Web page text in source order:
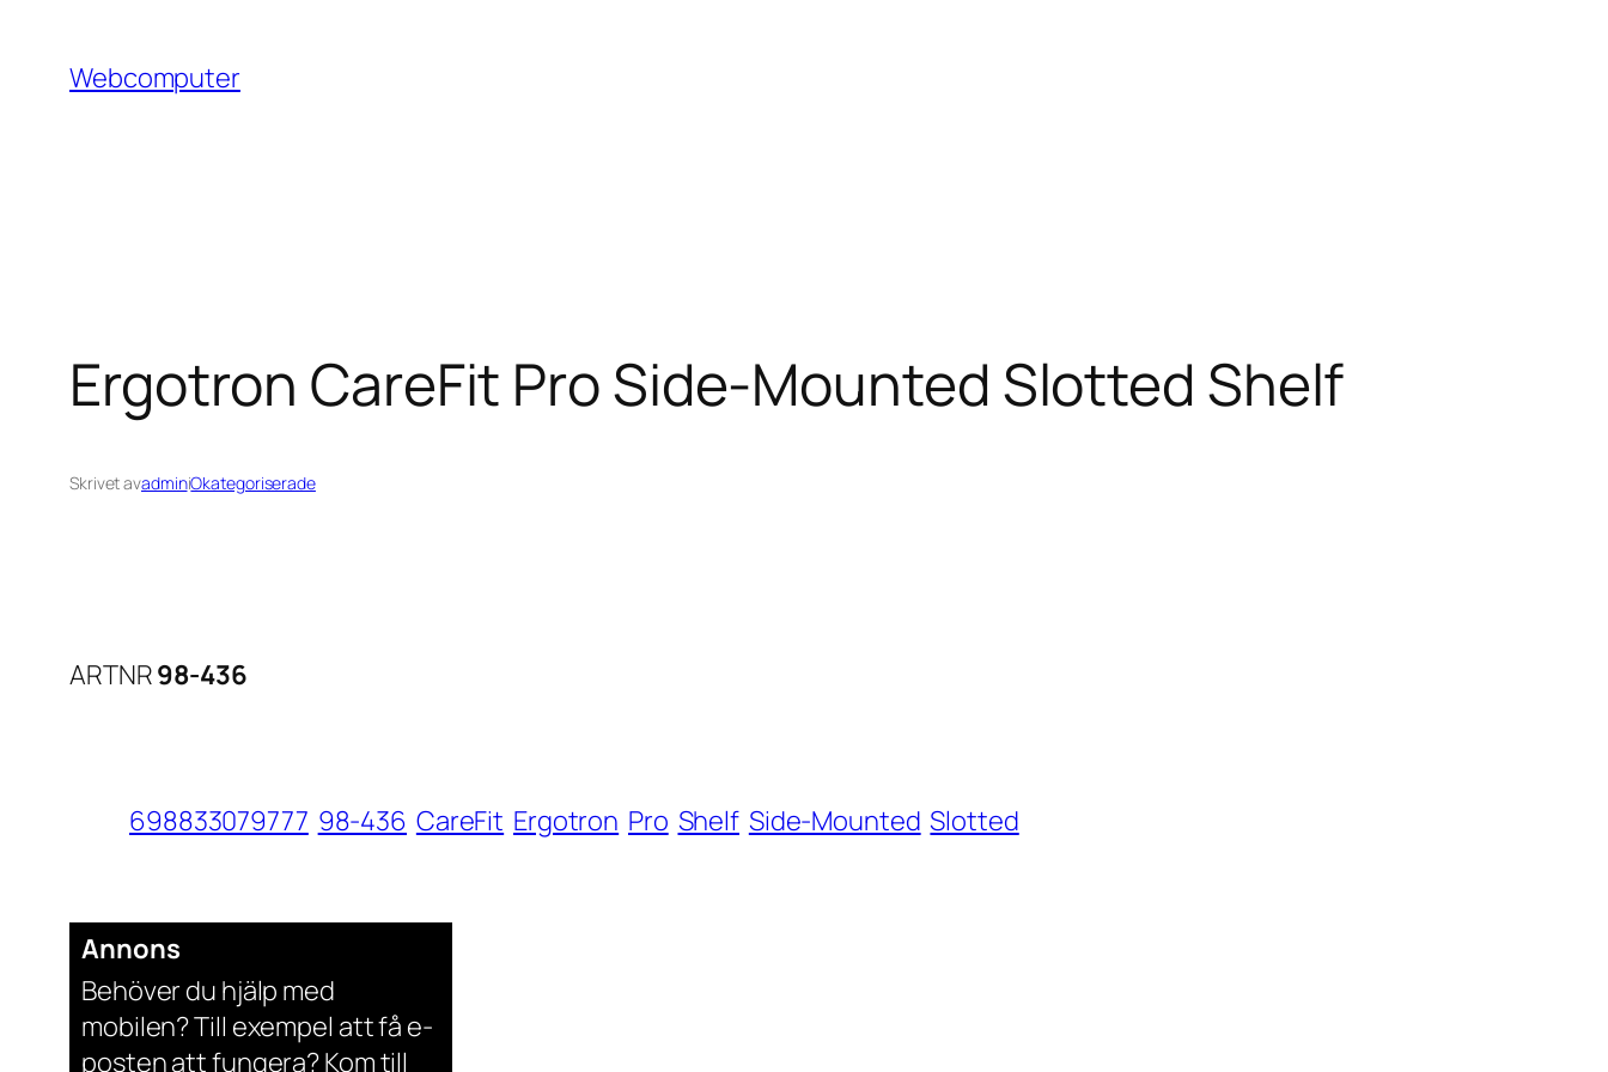
innehåll
Webcomputer
Ergotron CareFit Pro Side-Mounted Slotted Shelf
Skrivet avadminiOkategoriserade
ARTNR98-436
698833079777 98-436 CareFit Ergotron Pro Shelf Side-Mounted Slotted
Annons
Behöver du hjälp med
mobilen? Till exempel att få e-
posten att fungera? Kom till